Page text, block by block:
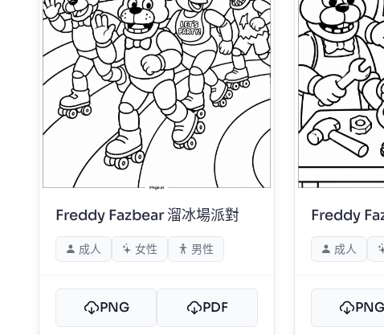
Freddy Fazbear 溜冰場派對
成人 女性 男性
PNG PDF
Freddy
成人
PNG